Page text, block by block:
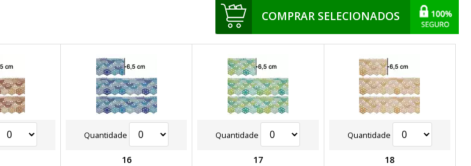
COMPRAR SELECIONADOS
Quantidade
16
Quantidade
17
Quantidade
18